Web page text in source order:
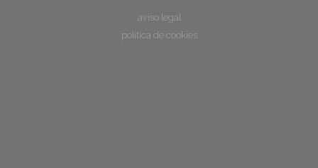
aviso legal
política de cookies